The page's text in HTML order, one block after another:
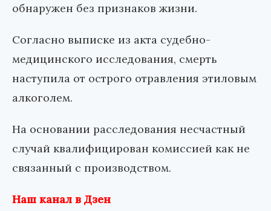
обнаружен без признаков жизни.
Согласно выписке из акта судебно-
медицинского исследования, смерть
наступила от острого отравления этиловым
алкоголем.
На основании расследования несчастный
случай квалифицирован комиссией как не
связанный с производством.
Наш канал в Дзен